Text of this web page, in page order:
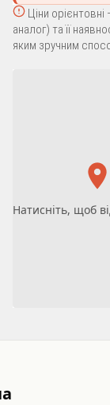
Ціни
аналог) та її
яким зручним
Натисніть, щоб